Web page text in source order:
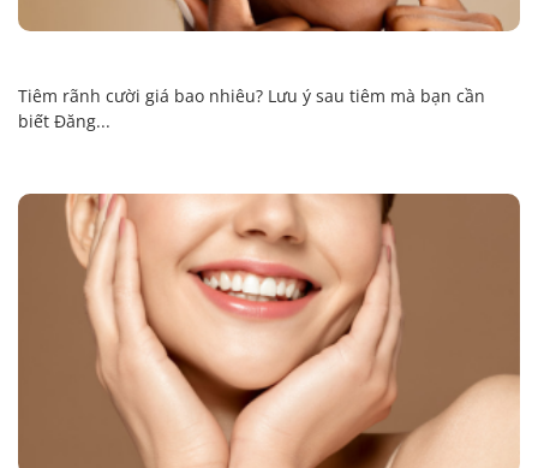
Tiêm rãnh cười giá bao nhiêu? Lưu ý sau tiêm mà bạn cần
biết Đăng...